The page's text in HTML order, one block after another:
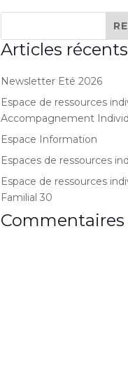
Articles récents
Newsletter Eté 2026
Espace de ressources
Accompagnement
Espace Information
Espaces de ressources
Espace de ressources
Familial 30